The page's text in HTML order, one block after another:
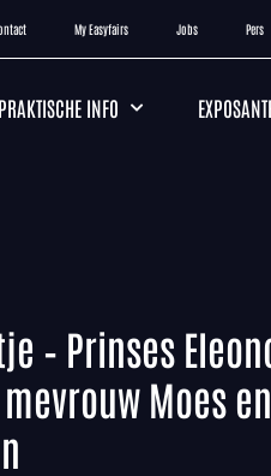
My Easyfairs Jobs Pers
PRAKTISCHE INFO
– Prinses
mevrouw Moes